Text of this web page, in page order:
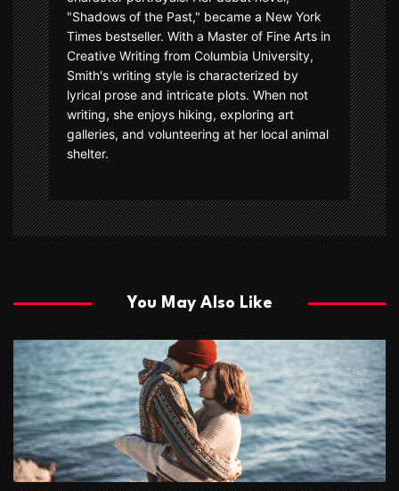
"Shadows of the Past," became a New York
Times bestseller. With a Master of Fine Arts in
Creative Writing from Columbia University,
Smith's writing style is characterized by
lyrical prose and intricate plots. When not
writing, she enjoys hiking, exploring art
galleries, and volunteering at her local animal
shelter.
You May Also Like